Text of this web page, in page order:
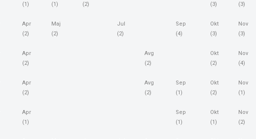
(1)
(1)
(2)
(3)
(3)
Apr
(2)
Maj
(2)
Jul
(2)
Sep
(4)
Okt
(3)
Nov
(3)
Apr
(2)
Avg
(2)
Okt
(2)
Nov
(4)
Apr
(2)
Avg
(2)
Sep
(1)
Okt
(2)
Nov
(1)
Apr
(1)
Sep
(1)
Okt
(1)
Nov
(2)